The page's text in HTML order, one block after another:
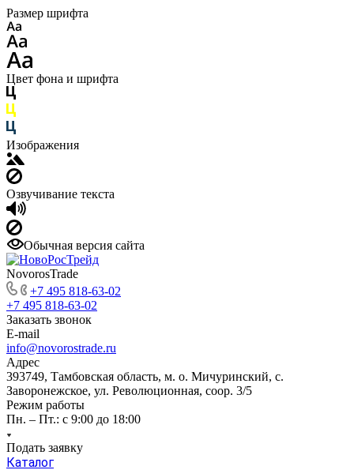
Размер шрифта
Цвет фона и шрифта
Изображения
Озвучивание текста
Обычная версия сайта
NovorosTrade
+7 495 818-63-02
+7 495 818-63-02
Заказать звонок
E-mail
info@novorostrade.ru
Адрес
393749, Тамбовская область, м. о. Мичуринский, с.
Заворонежское, ул. Революционная, соор. 3/5
Режим работы
Пн. – Пт.: с 9:00 до 18:00
Подать заявку
Каталог